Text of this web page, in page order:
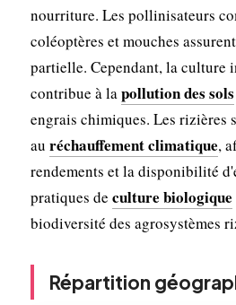
nourriture. Les pollinisateurs
coléoptères et mouches
partielle. Cependant, la culture
contribue à lapollution des sols
engrais chimiques. Les rizières
au réchauffement climatique,
rendements et la disponibilité
pratiques de culture biologique
biodiversité des agrosystèmes
Répartition